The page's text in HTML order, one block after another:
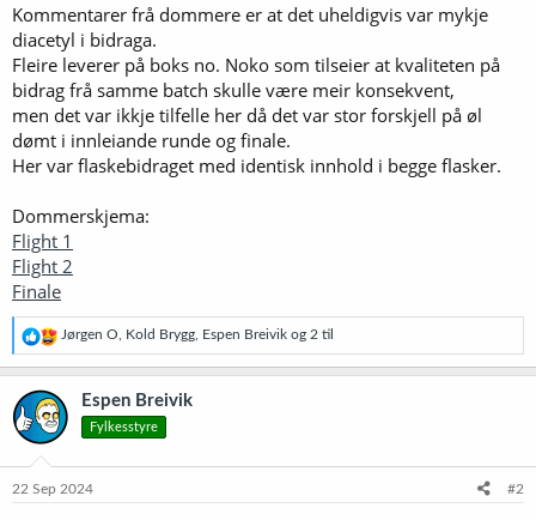
Kommentarer frå dommere er at det uheldigvis var mykje
diacetyl i bidraga.
Fleire leverer på boks no. Noko som tilseier at kvaliteten på
bidrag frå samme batch skulle være meir konsekvent,
men det var ikkje tilfelle her då det var stor forskjell på øl
dømt i innleiande runde og finale.
Her var flaskebidraget med identisk innhold i begge flasker.
Dommerskjema:
Flight 1
Flight 2
Finale
R
e
a
s
j
n
e
Jørgen O Kold Brygg Espen Breivik og 2 til
Espen Breivik
Fylkesstyre
22 Sep 2024 #2